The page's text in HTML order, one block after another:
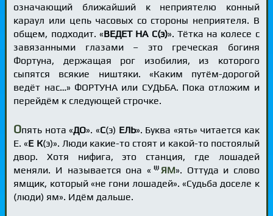
означающий ближайший к неприятелю конный
караул или цепь часовых со стороны неприятеля. В
общем, подходит. «ВЕДЕТ НА С(э)». Тётка на колесе с
завязанными глазами – это греческая богиня
Фортуна, держащая рог изобилия, из которого
сыпятся всякие ништяки. «Каким путём-дорогой
ведёт нас…» ФОРТУНА или СУДЬБА. Пока отложим и
перейдём к следующей строчке.
Опять нота «ДО». «С(э) ЕЛЬ». Буква «ять» читается как
Е. «Е К(э)». Люди какие-то стоят и какой-то постоялый
двор. Хотя нифига, это станция, где лошадей
меняли. И называется она «
ЯМ». Оттуда и слово
ямщик, который «не гони лошадей». «Судьба доселе к
(люди) ям». Идём дальше.